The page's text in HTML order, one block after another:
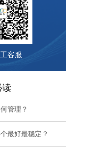
客服
读
管理？
最好最稳定？